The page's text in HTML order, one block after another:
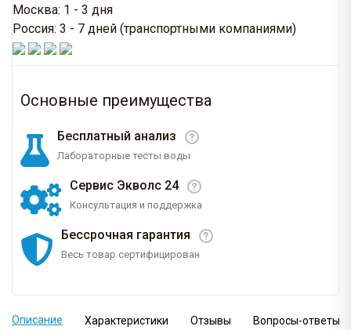
Москва: 1 - 3 дня
Россия: 3 - 7 дней (транспортными компаниями)
Основные преимущества
Бесплатный анализ
Лабораторные тесты воды
Сервис Экволс 24
Консультация и поддержка
Бессрочная гарантия
Весь товар сертифицирован
Описание Характеристики Отзывы Вопросы-ответы